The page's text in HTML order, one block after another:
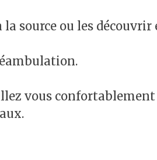
source ou les découvrir
vous